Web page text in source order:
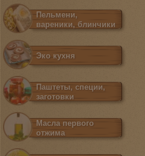
Пельмени,
вареники, блинчики
Эко кухня
Паштеты, специи,
заготовки
Масла первого
отжима